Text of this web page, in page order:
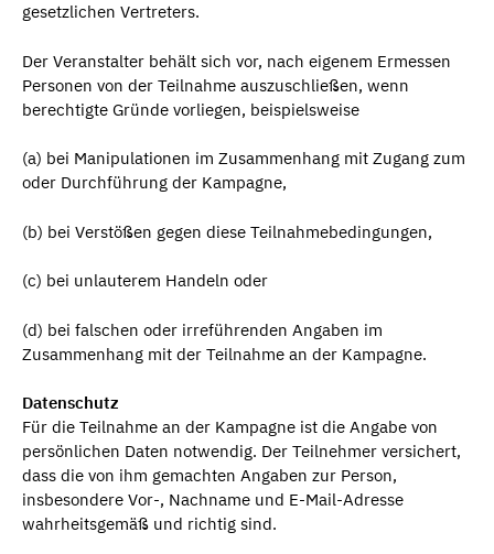
gesetzlichen Vertreters.
Der Veranstalter behält sich vor, nach eigenem Ermessen
Personen von der Teilnahme auszuschließen, wenn
berechtigte Gründe vorliegen, beispielsweise
(a) bei Manipulationen im Zusammenhang mit Zugang zum
oder Durchführung der Kampagne,
(b) bei Verstößen gegen diese Teilnahmebedingungen,
(c) bei unlauterem Handeln oder
(d) bei falschen oder irreführenden Angaben im
Zusammenhang mit der Teilnahme an der Kampagne.
Datenschutz
Für die Teilnahme an der Kampagne ist die Angabe von
persönlichen Daten notwendig. Der Teilnehmer versichert,
dass die von ihm gemachten Angaben zur Person,
insbesondere Vor-, Nachname und E-Mail-Adresse
wahrheitsgemäß und richtig sind.